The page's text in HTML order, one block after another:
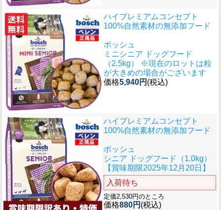
ハイプレミアムコンセプト
100%自然素材の無添加フード
ボッシュ
ミニシニア ドッグフード
（2.5kg） ※現在のロットは粒
が大きめの場合がございます
価格5,940円 (税込)
ハイプレミアムコンセプト
100%自然素材の無添加フード
ボッシュ
シニア ドッグフード（1.0kg）
【賞味期限2025年12月20日】
入荷待ち
定価2,530円のところ
価格880円 (税込)